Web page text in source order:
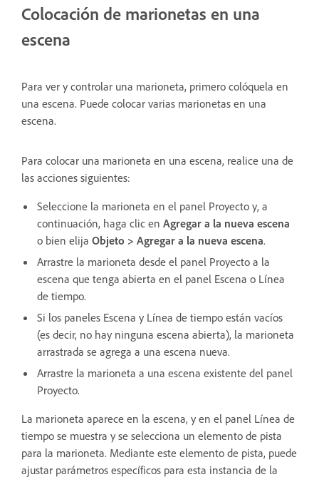
Colocación de marionetas en una
escena
Para ver y controlar una marioneta, primero colóquela en
una escena. Puede colocar varias marionetas en una
escena.
Para colocar una marioneta en una escena, realice una de
las acciones siguientes:
Seleccione la marioneta en el panel Proyecto y, a
continuación, haga clic en Agregar a la nueva escena
o bien elija Objeto > Agregar a la nueva escena.
Arrastre la marioneta desde el panel Proyecto a la
escena que tenga abierta en el panel Escena o Línea
de tiempo.
Si los paneles Escena y Línea de tiempo están vacíos
(es decir, no hay ninguna escena abierta), la marioneta
arrastrada se agrega a una escena nueva.
Arrastre la marioneta a una escena existente del panel
Proyecto.
La marioneta aparece en la escena, y en el panel Línea de
tiempo se muestra y se selecciona un elemento de pista
para la marioneta. Mediante este elemento de pista, puede
ajustar parámetros específicos para esta instancia de la